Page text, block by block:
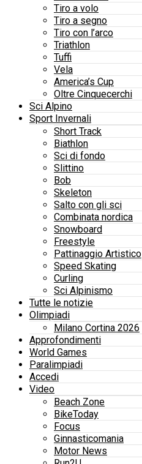
Tiro a volo
Tiro a segno
Tiro con l’arco
Triathlon
Tuffi
Vela
America’s Cup
Oltre Cinquecerchi
Sci Alpino
Sport Invernali
Short Track
Biathlon
Sci di fondo
Slittino
Bob
Skeleton
Salto con gli sci
Combinata nordica
Snowboard
Freestyle
Pattinaggio Artistico
Speed Skating
Curling
Sci Alpinismo
Tutte le notizie
Olimpiadi
Milano Cortina 2026
Approfondimenti
World Games
Paralimpiadi
Accedi
Video
Beach Zone
BikeToday
Focus
Ginnasticomania
Motor News